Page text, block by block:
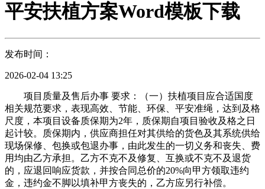
平安扶植方案Word模板下载
发布时间：
2026-02-04 13:25
项目质量及售后办事 要求：（一）扶植项目应合适国度
相关规范要求，表现高效、节能、环保、平安准绳，达到及格
尺度，本项目设备质保期为2年，质保期自项目验收及格之日
起计较。质保期内，供应商担任对其供给的货色及其系统供给
现场保修、包换或包退办事，由此发生的一切义务和丧失、费
用均由乙方承担。乙方不克不及修复、互换或不克不及退货
的，应退回响应货款，并按合同总价的20%向甲方领取违约
金，违约金不脚以填补甲方丧失的，乙方应另行补偿。